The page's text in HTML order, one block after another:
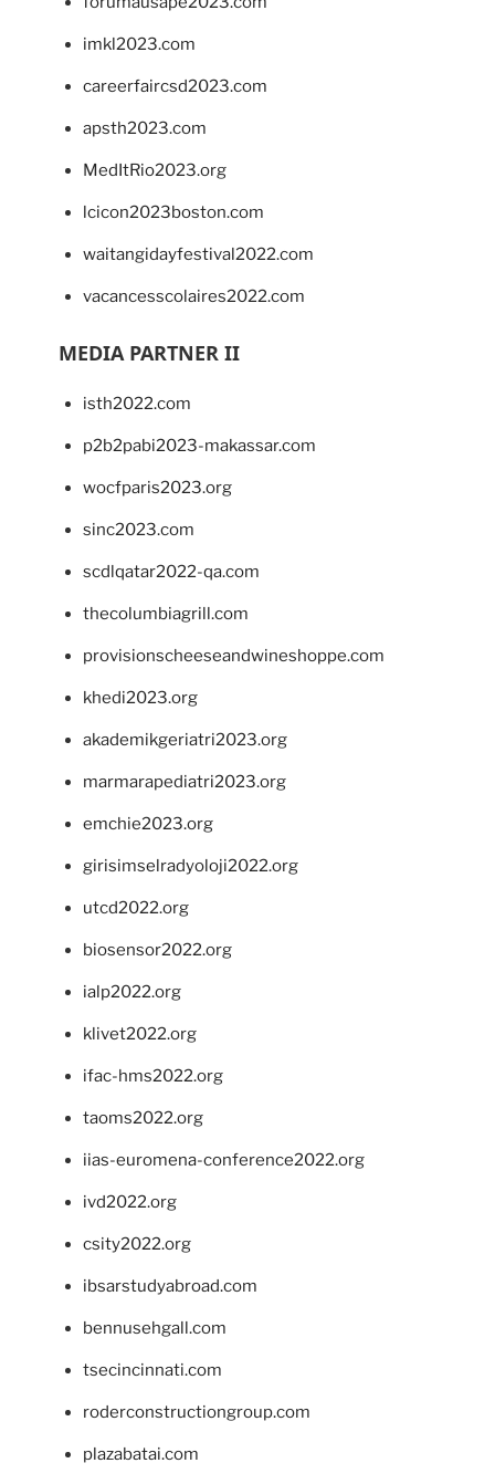
imkl2023.com
careerfaircsd2023.com
apsth2023.com
MedItRio2023.org
lcicon2023boston.com
waitangidayfestival2022.com
vacancesscolaires2022.com
MEDIA PARTNER II
isth2022.com
p2b2pabi2023-makassar.com
wocfparis2023.org
sinc2023.com
scdlqatar2022-qa.com
thecolumbiagrill.com
provisionscheeseandwineshoppe.com
khedi2023.org
akademikgeriatri2023.org
marmarapediatri2023.org
emchie2023.org
girisimselradyoloji2022.org
utcd2022.org
biosensor2022.org
ialp2022.org
klivet2022.org
ifac-hms2022.org
taoms2022.org
iias-euromena-conference2022.org
ivd2022.org
csity2022.org
ibsarstudyabroad.com
bennusehgall.com
tsecincinnati.com
roderconstructiongroup.com
plazabatai.com